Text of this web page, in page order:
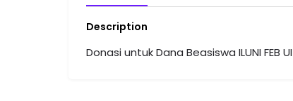
Description
Donasi untuk Dana Beasiswa ILUNI FEB UI